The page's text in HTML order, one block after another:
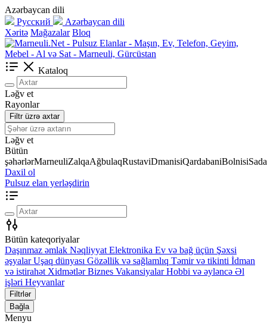
Azərbaycan dili
Русский
Azərbaycan dili
Xəritə Mağazalar Bloq
Kataloq
Ləğv et
Rayonlar
Filtr üzrə axtar
Ləğv et
Bütün
şəhərlərMarneuliZalqaAğbulaqRustaviDmanisiQardabaniBolnisi
Daxil ol
Pulsuz elan yerləşdirin
Bütün kateqoriyalar
Daşınmaz əmlak Nəqliyyat Elektronika Ev və bağ üçün Şəxsi
əşyalar Uşaq dünyası Gözəllik və sağlamlıq Təmir və tikinti İdman
və istirahət Xidmətlər Biznes Vakansiyalar Hobbi və əyləncə Əl
işləri Heyvanlar
Filtrlər
Bağla
Menyu